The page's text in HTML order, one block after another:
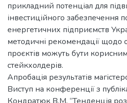
прикладний потенціал для
інвестиційного забезпечення
енергетичних підприємств
методичні рекомендації щодо
проєктів можуть бути
стейкхолдерів.
Апробація результатів
Виступ на конференції з